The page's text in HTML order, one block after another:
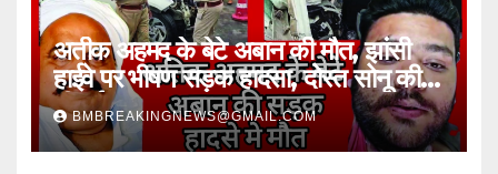
अतीक अहमद के बेटे अबान की मौत, झांसी
हाईवे पर भीषण सड़क हादसा, दोस्त सोनू की
भी गई जान
BMBREAKINGNEWS@GMAIL.COM